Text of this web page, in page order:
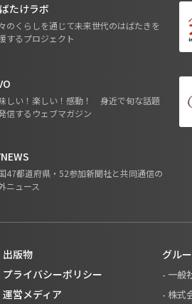
たけラボ
のくらしを通じて未来世代のはばたきを
するプロジェクト
しい！楽しい！感動！ 身近で旬な話題
信するウェブマガジン
47都道府県・52参加新聞社と共同通信の
ニュース
出版物
プライバシーポリシー
運営メディア
グル
- 一般
- 株式